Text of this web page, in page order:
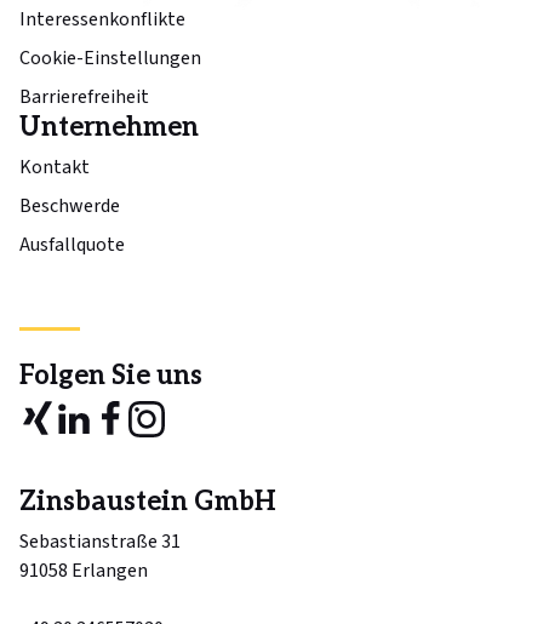
Unternehmen
Kontakt
Beschwerde
Ausfallquote
Interessenkonflikte
Cookie-Einstellungen
Barrierefreiheit
Folgen Sie uns
Zinsbaustein GmbH
Sebastianstraße 31
91058 Erlangen